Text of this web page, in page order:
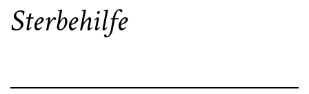
Sterbehilfe